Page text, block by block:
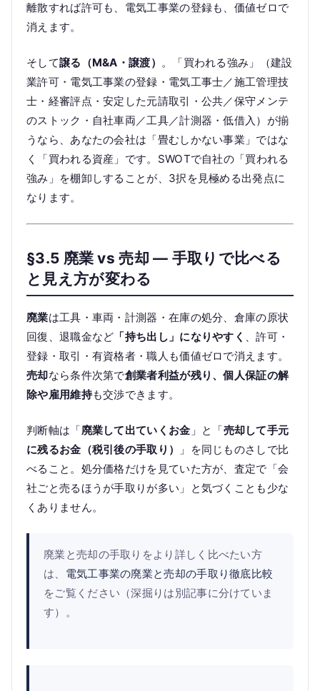
離散すれば許可も、電気工事業の登録も、価値ゼロで
消えます。
そして譲る（M&A・譲渡） 。「買われる強み」（建設
業許可・電気工事業の登録・電気工事士／施工管理技
士・経審評点・安定した元請取引・公共／保守メンテ
のストック・自社車両／工具／計測器・低借入）が揃
うなら、あなたの会社は「畳むしかない事業」ではな
く「買われる資産」です。SWOTで自社の「買われる
強み」を棚卸しすることが、3択を見極める出発点に
なります。
§3.5 廃業 vs 売却 — 手取りで比べる
と見え方が変わる
廃業は工具・車両・計測器・在庫の処分、倉庫の原状
回復、退職金など 「持ち出し」になりやすく 、許可・
登録・取引・有資格者・職人も価値ゼロで消えます。
売却なら条件次第で創業者利益が残り、個人保証の解
除や雇用維持も交渉できます。
判断軸は「廃業して出ていくお金 」と「売却して手元
に残るお金（税引後の手取り）
」を同じものさしで比
べること。処分価格だけを見ていた方が、査定で「会
社ごと売るほうが手取りが多い」と気づくことも少な
くありません。
廃業と売却の手取りをより詳しく比べたい方
は、 電気工事業の廃業と売却の手取り徹底比較
をご覧ください（深掘りは別記事に分けていま
す）。